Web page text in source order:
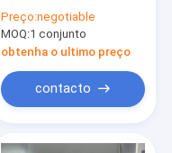
controlada por PLC
Preço:negotiable
MOQ:1 conjunto
obtenha o ultimo preço
contacto